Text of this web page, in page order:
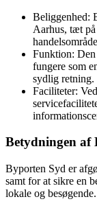
Beliggenhed:
Aarhus, tæt
Funktion:
fungere som
sydlig retning.
Faciliteter:
Betydningen af
Byporten Syd er
samt for at sikre en
lokale og besøgende.